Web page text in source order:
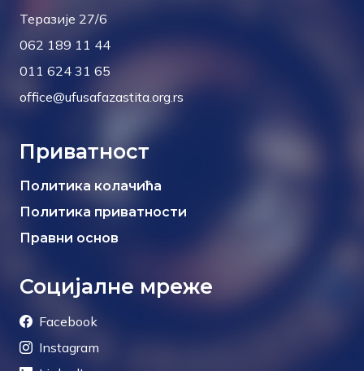
Теразије 27/6
062 189 11 44
011 624 31 65
office@ufusafazastita.org.rs
Приватност
Политика колачића
Политика приватности
Правни основ
Социјалне мреже
Facebook
Instagram